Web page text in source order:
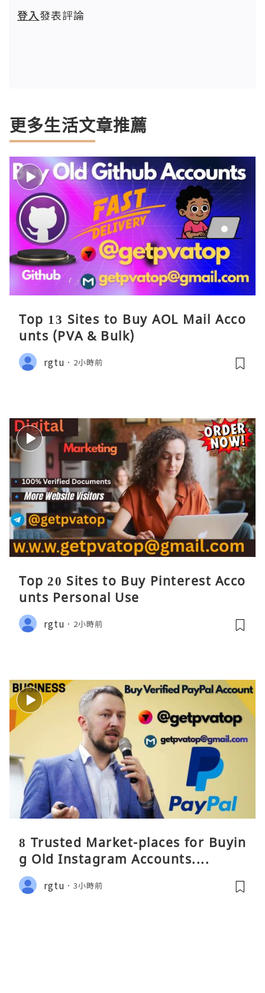
登入發表評論
更多生活文章推薦
Top 13 Sites to Buy AOL Mail Acco
unts (PVA & Bulk)
rgtu 2小時前
Top 20 Sites to Buy Pinterest Acco
unts Personal Use
rgtu 2小時前
8 Trusted Market-places for Buyin
g Old Instagram Accounts....
rgtu 3小時前